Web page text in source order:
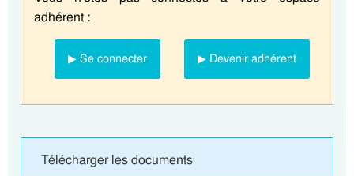
adhérent :
▶ Se connecter ▶ Devenir adhérent
Télécharger les documents